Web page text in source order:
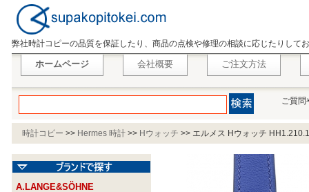
弊社時計コピーの品質を保証したり、商品の点検や修理の相談に応じたりして
ホームページ 会社概要 ご注文方法
ご質問
時計コピー >> Hermes 時計 >> Hウォッチ >> エルメス Hウォッチ
A.LANGE&SÖHNE